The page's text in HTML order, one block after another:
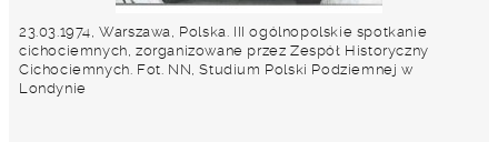
23.03.1974, Warszawa, Polska. III ogólnopolskie spotkanie
cichociemnych, zorganizowane przez Zespół Historyczny
Cichociemnych. Fot. NN, Studium Polski Podziemnej w
Londynie